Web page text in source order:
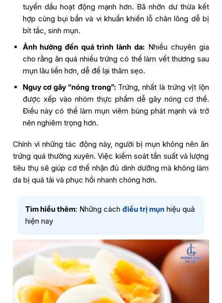
tuyến dầu hoạt động mạnh hơn. Bã nhờn dư thừa kết
hợp cùng bụi bẩn và vi khuẩn khiến lỗ chân lông dễ bị
bít tắc, sinh mụn.
Ảnh hưởng đến quá trình lành da:Nhiều chuyên gia
cho rằng ăn quá nhiều trứng có thể làm vết thương sau
mụn lâu liền hơn, dễ để lại thâm sẹo.
Nguy cơ gây “nóng trong”: Trứng, nhất là trứng vịt lộn
được xếp vào nhóm thực phẩm dễ gây nóng cơ thể.
Điều này có thể làm mụn viêm bùng phát mạnh và trở
nên nghiêm trọng hơn.
Chính vì những tác động này, người bị mụn không nên ăn
trứng quá thường xuyên. Việc kiểm soát tần suất và lượng
tiêu thụ sẽ giúp cơ thể nhận đủ dinh dưỡng mà không làm
da bị quá tải và phục hồi nhanh chóng hơn.
Tìm hiểu thêm: Những cáchđiều trị mụn hiệu quả
hiện nay